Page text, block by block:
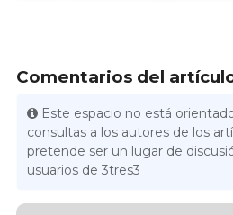
Comentarios del
Este espacio no está
consultas a los autores de los
pretende ser un lugar de
usuarios de 3tres3